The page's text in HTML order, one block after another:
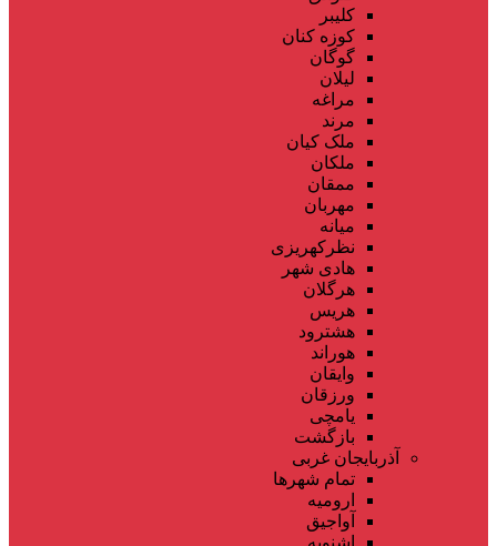
کلیبر
کوزه کنان
گوگان
لیلان
مراغه
مرند
ملک کیان
ملکان
ممقان
مهربان
میانه
نظرکهریزی
هادی شهر
هرگلان
هریس
هشترود
هوراند
وایقان
ورزقان
یامچی
بازگشت
آذربایجان غربی
تمام شهر‌ها
ارومیه
آواجیق
اشنویه